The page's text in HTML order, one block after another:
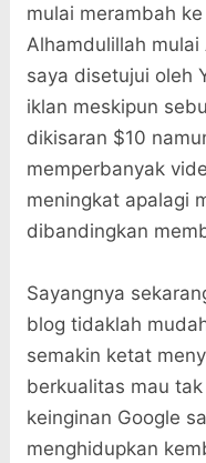
mulai merambah
Alhamdulillah mulai
saya disetujui oleh
iklan meskipun
dikisaran $10
memperbanyak
meningkat apalagi
dibandingkan
Sayangnya
blog tidaklah
semakin ketat
berkualitas mau
keinginan Google
menghidupkan